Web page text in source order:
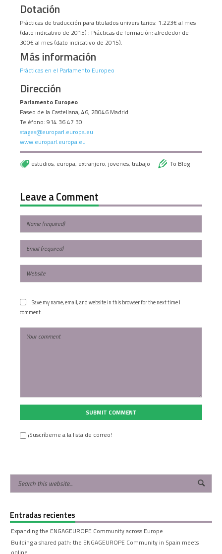
Dotación
Prácticas de traducción para titulados universitarios: 1.223€ al mes
(dato indicativo de 2015) ; Prácticas de formación: alrededor de
300€ al mes (dato indicativo de 2015).
Más información
Prácticas en el Parlamento Europeo
Dirección
Parlamento Europeo
Paseo de la Castellana, 46, 28046 Madrid
Teléfono: 914 36 47 30
stages@europarl.europa.eu
www.europarl.europa.eu
estudios, europa, extranjero, jovenes, trabajo To Blog
Leave a Comment
Save my name, email, and website in this browser for the next time I
comment.
SUBMIT COMMENT
¡Suscríbeme a la lista de correo!
Entradas recientes
Expanding the ENGAGEUROPE Community across Europe
Building a shared path: the ENGAGEUROPE Community in Spain meets
online